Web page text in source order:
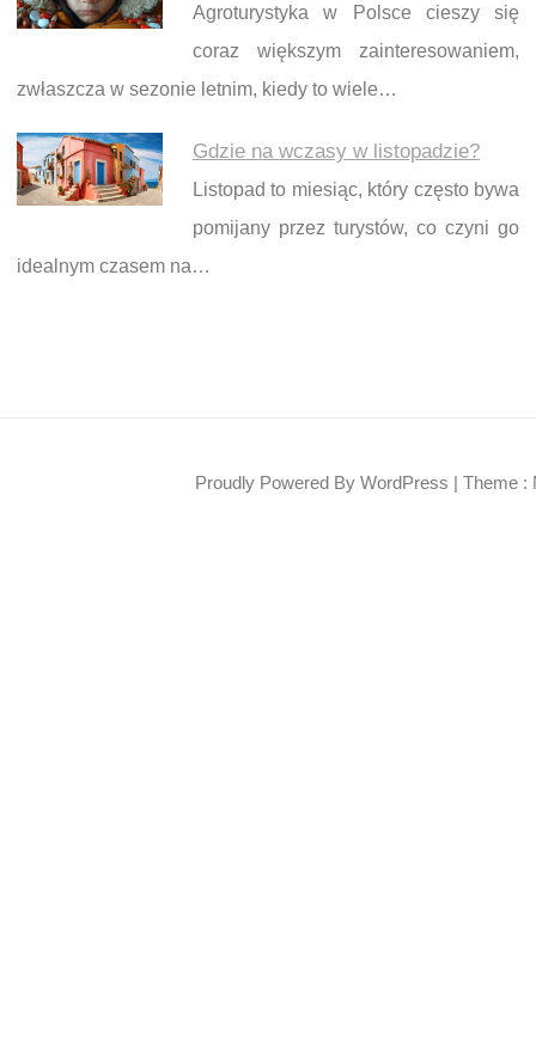
Agroturystyka w Polsce cieszy się
coraz większym zainteresowaniem,
zwłaszcza w sezonie letnim, kiedy to wiele…
Gdzie na wczasy w listopadzie?
Listopad to miesiąc, który często bywa
pomijany przez turystów, co czyni go
idealnym czasem na…
Proudly Powered By WordPress | Theme :